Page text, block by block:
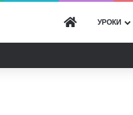
ГОЛОВНА
УРОКИ